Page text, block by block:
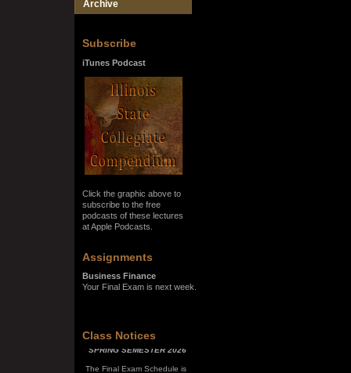
Archive
Subscribe
iTunes Podcast
Click the graphic above to
subscribe to the free
podcasts of these lectures
at Apple Podcasts.
Assignments
Business Finance
Your Final Exam is next week.
Class Notices
SPRING SEMESTER 2026
The Final Exam Schedule is